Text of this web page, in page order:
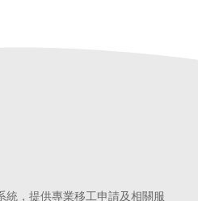
統，提供專業移工申請及相關服